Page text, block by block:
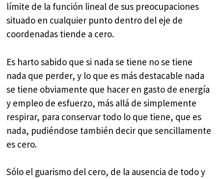
límite de la función lineal de sus preocupaciones
situado en cualquier punto dentro del eje de
coordenadas tiende a cero.
Es harto sabido que si nada se tiene no se tiene
nada que perder, y lo que es más destacable nada
se tiene obviamente que hacer en gasto de energía
y empleo de esfuerzo, más allá de simplemente
respirar, para conservar todo lo que tiene, que es
nada, pudiéndose también decir que sencillamente
es cero.
Sólo el guarismo del cero, de la ausencia de todo y